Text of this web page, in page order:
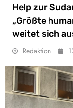
Help zur
„Größte
weitet sich
Redaktion